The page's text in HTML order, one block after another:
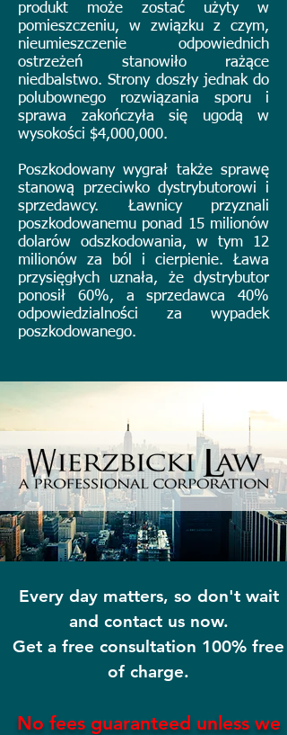
produkt może zostać użyty w
pomieszczeniu, w związku z czym,
nieumieszczenie odpowiednich
ostrzeżeń stanowiło rażące
niedbalstwo. Strony doszły jednak do
polubownego rozwiązania sporu i
sprawa zakończyła się ugodą w
wysokości $4,000,000.
Poszkodowany wygrał także sprawę
stanową przeciwko dystrybutorowi i
sprzedawcy. Ławnicy przyznali
poszkodowanemu ponad 15 milionów
dolarów odszkodowania, w tym 12
milionów za ból i cierpienie. Ława
przysięgłych uznała, że dystrybutor
ponosił 60%, a sprzedawca 40%
odpowiedzialności za wypadek
poszkodowanego.
Every day matters, so don't wait
and contact us now.
Get a free consultation 100% free
of charge.
No fees guaranteed unlesswe